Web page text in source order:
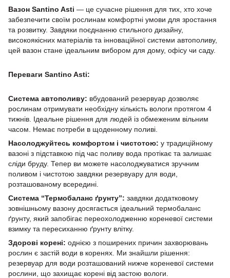
Вазон Santino Asti — це сучасне рішення для тих, хто хоче
забезпечити своїм рослинам комфортні умови для зростання
та розвитку. Завдяки поєднанню стильного дизайну,
високоякісних матеріалів та інноваційної системи автополиву,
цей вазон стане ідеальним вибором для дому, офісу чи саду.
Переваги Santino Asti:
Система автополиву: вбудований резервуар дозволяє
рослинам отримувати необхідну кількість вологи протягом 4
тижнів. Ідеальне рішення для людей із обмеженим вільним
часом. Немає потреби в щоденному поливі.
Насолоджуйтесь комфортом і чистотою: у традиційному
вазоні з підставкою під час поливу вода протікає та залишає
сліди бруду. Тепер ви можете насолоджуватися зручним
поливом і чистотою завдяки резервуару для води,
розташованому всередині.
Система “Термобаланс ґрунту”: завдяки додатковому
зовнішньому вазону досягається ідеальний термобаланс
ґрунту, який запобігає переохолодженню кореневої системи
взимку та пересиханню ґрунту влітку.
Здорові корені: однією з поширених причин захворювань
рослин є застій води в коренях. Ми знайшли рішення:
резервуар для води розташований нижче кореневої системи
рослини, що захищає корені від застою вологи.